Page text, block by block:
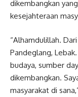
dikembangkan
kesejahteraan
“Alhamdulillah.
Pandeglang,
budaya, sumber
dikembangkan.
masyarakat di